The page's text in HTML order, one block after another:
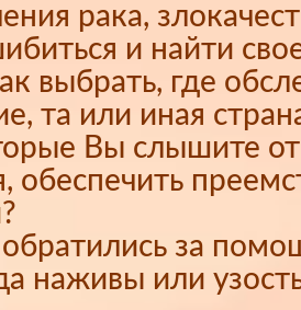
рака,
и найти
выбрать, где
та или иная
Вы слышите
за
наживы или